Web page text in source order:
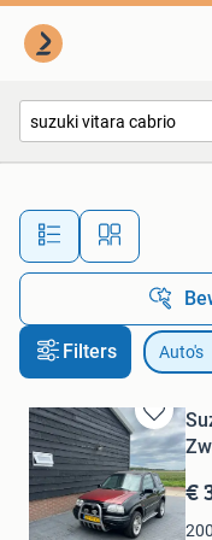
Filters Auto's
Bewaren
in
Mijn
Favorieten
€
Warmerdam